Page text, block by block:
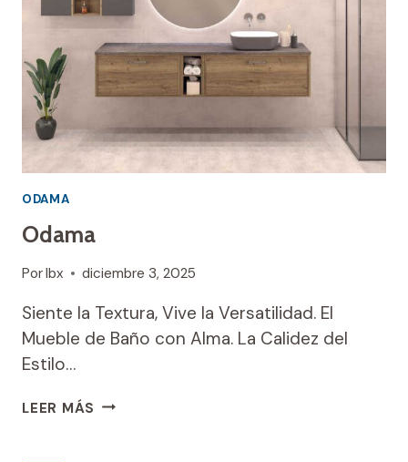
ODAMA
Odama
PorIbx diciembre 3, 2025
Siente la Textura, Vive la Versatilidad. El
Mueble de Baño con Alma. La Calidez del
Estilo…
LEER MÁS ODAMA